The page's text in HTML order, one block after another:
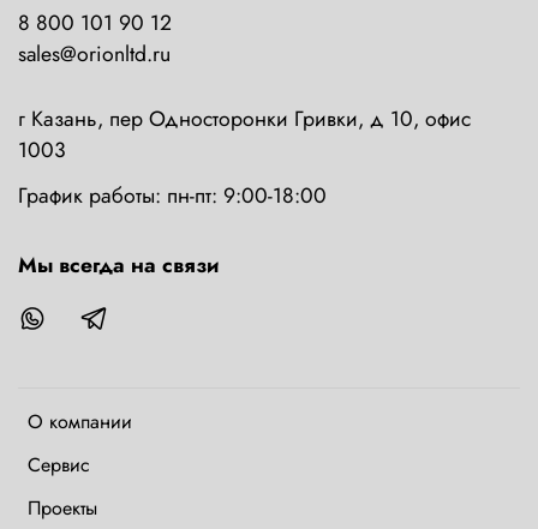
О компании
Сервис
Проекты
8 800 101 90 12
sales@orionltd.ru
г Казань, пер Односторонки Гривки, д 10, офис
1003
График работы: пн-пт: 9:00-18:00
Мы всегда на связи